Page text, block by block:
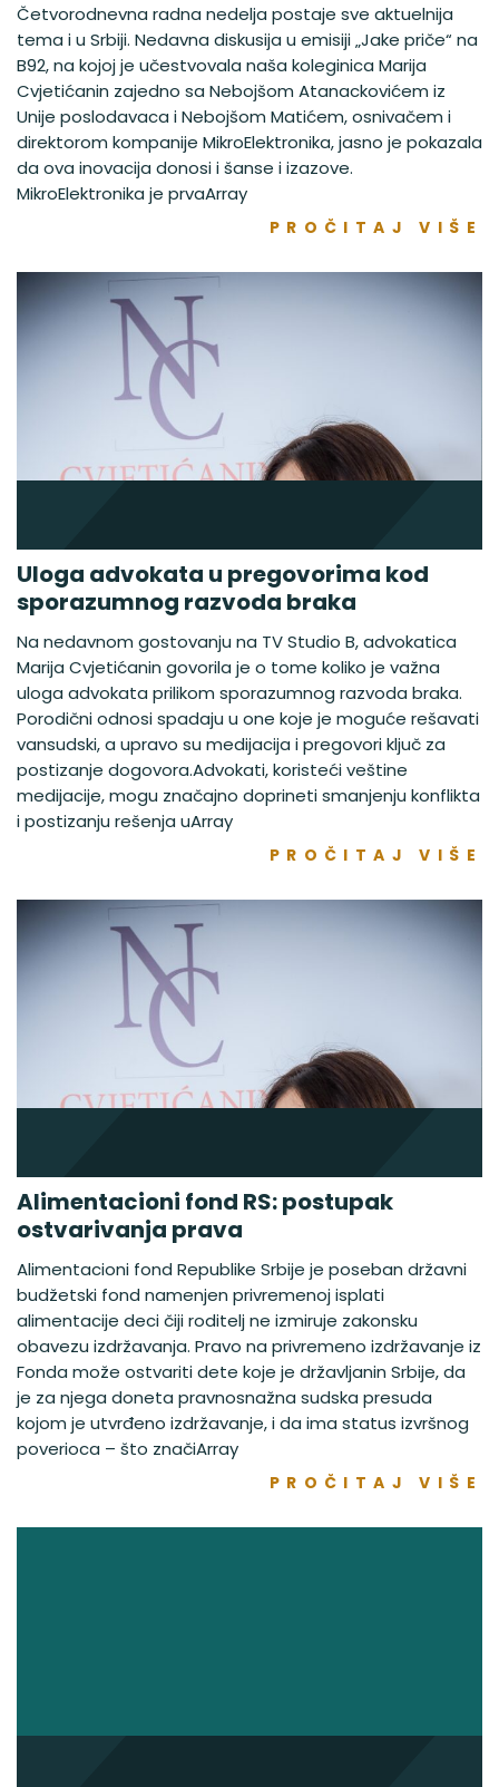
Četvorodnevna radna nedelja postaje sve aktuelnija
tema i u Srbiji. Nedavna diskusija u emisiji „Jake priče“ na
B92, na kojoj je učestvovala naša koleginica Marija
Cvjetićanin zajedno sa Nebojšom Atanackovićem iz
Unije poslodavaca i Nebojšom Matićem, osnivačem i
direktorom kompanije MikroElektronika, jasno je pokazala
da ova inovacija donosi i šanse i izazove.
MikroElektronika je prvaArray
PROČITAJ VIŠE
Uloga advokata u pregovorima kod
sporazumnog razvoda braka
Na nedavnom gostovanju na TV Studio B, advokatica
Marija Cvjetićanin govorila je o tome koliko je važna
uloga advokata prilikom sporazumnog razvoda braka.
Porodični odnosi spadaju u one koje je moguće rešavati
vansudski, a upravo su medijacija i pregovori ključ za
postizanje dogovora.Advokati, koristeći veštine
medijacije, mogu značajno doprineti smanjenju konflikta
i postizanju rešenja uArray
PROČITAJ VIŠE
Alimentacioni fond RS: postupak
ostvarivanja prava
Alimentacioni fond Republike Srbije je poseban državni
budžetski fond namenjen privremenoj isplati
alimentacije deci čiji roditelj ne izmiruje zakonsku
obavezu izdržavanja. Pravo na privremeno izdržavanje iz
Fonda može ostvariti dete koje je državljanin Srbije, da
je za njega doneta pravnosnažna sudska presuda
kojom je utvrđeno izdržavanje, i da ima status izvršnog
poverioca – što značiArray
PROČITAJ VIŠE